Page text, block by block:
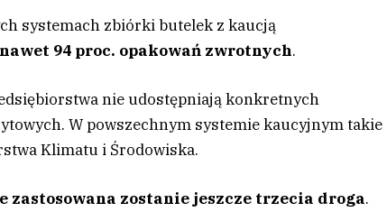
systemach zbiórki butelek z kaucją
94 proc. opakowań zwrotnych.
nie udostępniają konkretnych
W powszechnym systemie kaucyjnym takie
Klimatu i Środowiska.
zastosowana zostanie jeszcze trzecia droga.